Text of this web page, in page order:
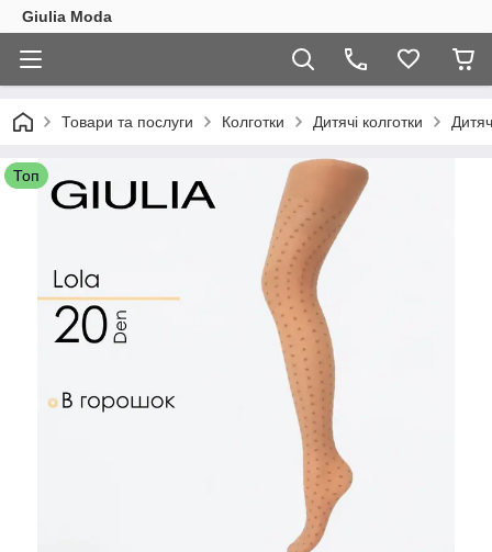
Giulia Moda
Товари та послуги Колготки Дитячі колготки
Топ